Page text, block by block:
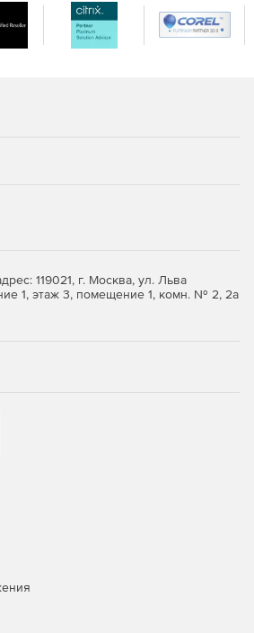
в микс, с новыми элементами
и Dynamic, которые позволяют
119021, г. Москва, ул. Льва
1, этаж 3, помещение 1, комн. № 2, 2а